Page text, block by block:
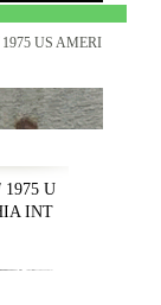
US AMERI
U
INT